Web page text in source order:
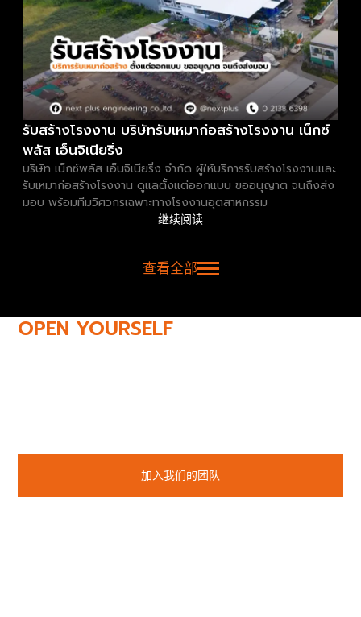
รับสร้างโรงงาน บริษัทรับเหมาก่อสร้างโรงงาน เน็กซ์
พลัส เอ็นจิเนียริ่ง
บริษัท เน็กซ์พลัส เอ็นจิเนียริ่ง จำกัด ผู้ให้บริการรับสร้างโรงงานและ
รับเหมาก่อสร้างโรงงาน ดูแลตั้งแต่ออกแบบ ขออนุญาต จนถึงส่ง
มอบ พร้อมทีมวิศวกรเฉพาะทางโรงงานอุตสาหกรรม
继续阅读
查看全部
OPEN YOURSELF
加入我们的团队